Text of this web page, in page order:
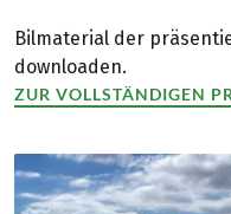
Bilmaterial der
downloaden.
ZUR VOLLSTÄNDIGEN